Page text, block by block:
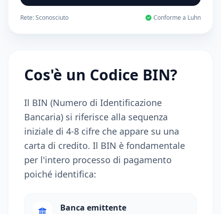
Rete:Sconosciuto Conforme a Luhn
Cos'è un Codice BIN?
Il BIN (Numero di Identificazione
Bancaria) si riferisce alla sequenza
iniziale di 4-8 cifre che appare su una
carta di credito. Il BIN è fondamentale
per l'intero processo di pagamento
poiché identifica:
Banca emittente